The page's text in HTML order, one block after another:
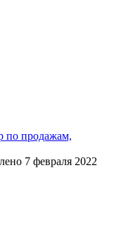
по продажам,
7 февраля 2022